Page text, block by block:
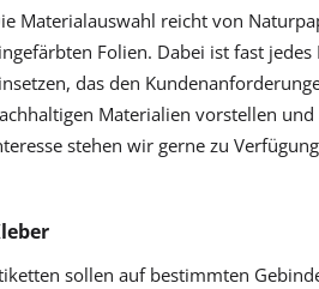
Materialauswahl reicht von
Folien. Dabei ist fast
das den
Materialien vorstellen und
stehen wir gerne zu
sollen auf bestimmten